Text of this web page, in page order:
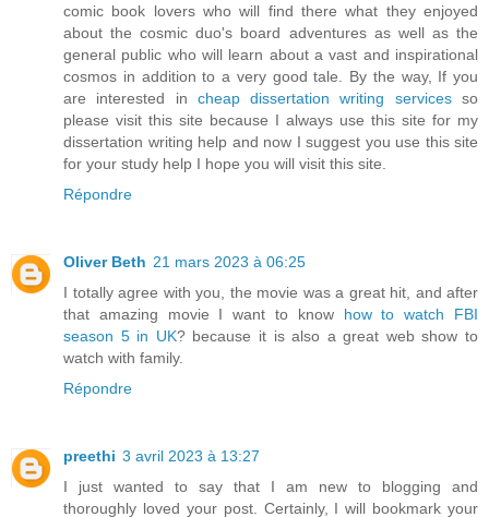
comic book lovers who will find there what they enjoyed
about the cosmic duo's board adventures as well as the
general public who will learn about a vast and inspirational
cosmos in addition to a very good tale. By the way, If you
are interested in cheap dissertation writing servicesso
please visit this site because I always use this site for my
dissertation writing help and now I suggest you use this site
for your study help I hope you will visit this site.
Répondre
Oliver Beth 21 mars 2023 à 06:25
I totally agree with you, the movie was a great hit, and after
that amazing movie I want to know how to watch FBI
season 5 in UK? because it is also a great web show to
watch with family.
Répondre
preethi 3 avril 2023 à 13:27
I just wanted to say that I am new to blogging and
thoroughly loved your post. Certainly, I will bookmark your